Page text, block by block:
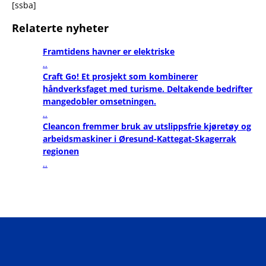
[ssba]
Relaterte nyheter
Framtidens havner er elektriske
..
Craft Go! Et prosjekt som kombinerer
håndverksfaget med turisme. Deltakende bedrifter
mangedobler omsetningen.
..
Cleancon fremmer bruk av utslippsfrie kjøretøy og
arbeidsmaskiner i Øresund-Kattegat-Skagerrak
regionen
..